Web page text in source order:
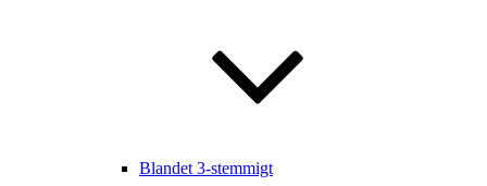
Blandet 3-stemmigt